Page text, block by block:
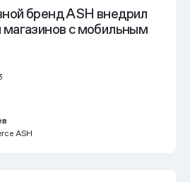
бренд ASH внедрил
с мобильным
ASH